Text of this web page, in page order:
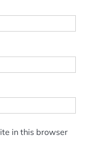
in this browser